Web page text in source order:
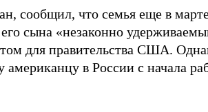
сообщил, что семья еще в
сына «незаконно
для правительства США.
американцу в России с начала